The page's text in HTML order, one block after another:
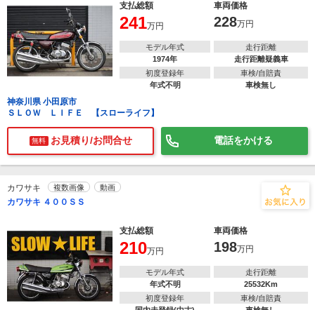
支払総額 車両価格
241万円 228万円
モデル年式
1974年
走行距離
走行距離疑義車
初度登録年
年式不明
車検/自賠責
車検無し
神奈川県 小田原市
ＳＬＯＷ ＬＩＦＥ 【スローライフ】
無料 お見積り/お問合せ 電話をかける
カワサキ 複数画像 動画
カワサキ ４００ＳＳ
支払総額 車両価格
210万円 198万円
モデル年式
年式不明
走行距離
25532Km
初度登録年
車検/自賠責